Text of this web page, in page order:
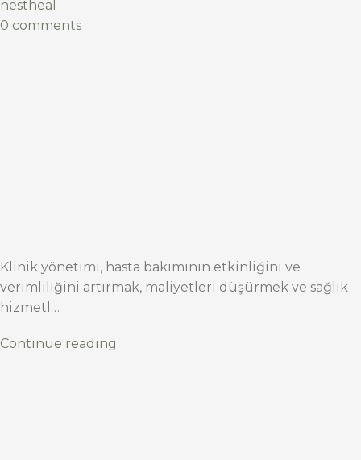
nestheal
0 comments
Klinik yönetimi, hasta bakımının etkinliğini ve
verimliliğini artırmak, maliyetleri düşürmek ve sağlık
hizmetl…
Continue reading